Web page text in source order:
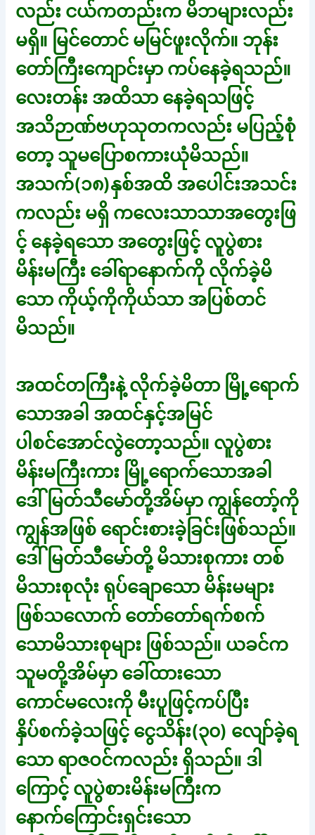
လည်း ငယ်ကတည်းက မိဘများလည်း
မရှိ။ မြင်တောင် မမြင်ဖူးလိုက်။ ဘုန်း
တော်ကြီးကျောင်းမှာ ကပ်နေခဲ့ရသည်။
လေးတန်း အထိသာ နေခဲ့ရသဖြင့်
အသိဉာဏ်ဗဟုသုတကလည်း မပြည့်စုံ
တော့ သူမပြောစကားယုံမိသည်။
အသက်(၁၈)နှစ်အထိ အပေါင်းအသင်း
ကလည်း မရှိ ကလေးသာသာအတွေးဖြ
င့် နေခဲ့ရသော အတွေးဖြင့် လူပွဲစား
မိန်းမကြီး ခေါ်ရာနောက်ကို လိုက်ခဲ့မိ
သော ကိုယ့်ကိုကိုယ်သာ အပြစ်တင်
မိသည်။
အထင်တကြီးနဲ့ လိုက်ခဲ့မိတာ မြို့ရောက်
သောအခါ အထင်နှင့်အမြင်
ပါစင်အောင်လွဲတော့သည်။ လူပွဲစား
မိန်းမကြီးကား မြို့ရောက်သောအခါ
ဒေါ်မြတ်သီမော်တို့အိမ်မှာ ကျွန်တော့်ကို
ကျွန်အဖြစ် ရောင်းစားခဲ့ခြင်းဖြစ်သည်။
ဒေါ်မြတ်သီမော်တို့ မိသားစုကား တစ်
မိသားစုလုံး ရုပ်ချောသော မိန်းမများ
ဖြစ်သလောက် တော်တော်ရက်စက်
သောမိသားစုများ ဖြစ်သည်။ ယခင်က
သူမတို့အိမ်မှာ ခေါ်ထားသော
ကောင်မလေးကို မီးပူဖြင့်ကပ်ပြီး
နှိပ်စက်ခဲ့သဖြင့် ငွေသိန်း(၃၀) လျော်ခဲ့ရ
သော ရာဇဝင်ကလည်း ရှိသည်။ ဒါ
ကြောင့် လူပွဲစားမိန်းမကြီးက
နောက်ကြောင်းရှင်းသော